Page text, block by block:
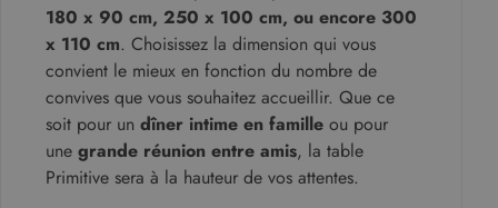
180 x 90 cm, 250 x 100 cm, ou encore 300
x 110 cm. Choisissez la dimension qui vous
convient le mieux en fonction du nombre de
convives que vous souhaitez accueillir. Que ce
soit pour un dîner intime en famille ou pour
une grande réunion entre amis, la table
Primitive sera à la hauteur de vos attentes.